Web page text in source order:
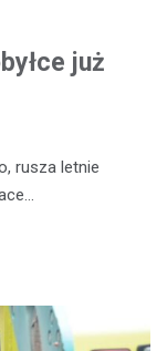
już
rusza letnie